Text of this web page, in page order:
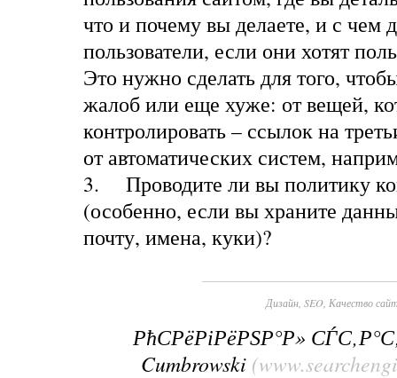
что и почему вы делаете, и с чем
пользователи, если они хотят
Это нужно сделать для того,
жалоб или еще хуже: от вещей,
контролировать – ссылок на
от автоматических систем,
3.
Проводите ли вы политику
(особенно, если вы храните
почту, имена, куки)?
Дизайн SEO Качество
РћСРёРіРёРЅР°Р»
Cumbrowski